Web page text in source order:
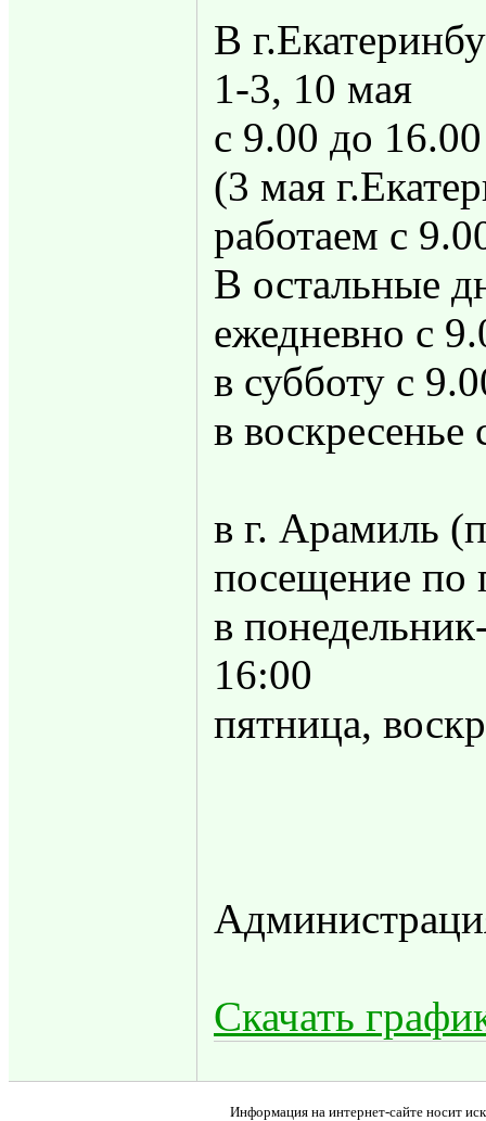
В
1-3, 10 мая
с 9.00 до 16.00
(3 мая
работаем с
В остальные
ежедневно с
в субботу с
в
в г. Арамиль
посещение по
в
16:00
пятница,
Скачать
Информация на интернет-сайте носит